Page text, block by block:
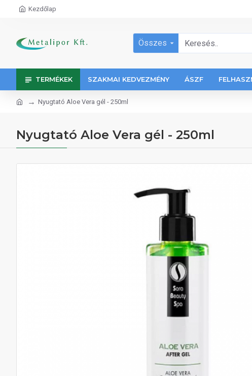
Kezdőlap
Összes
TERMÉKEK SZAKMAI KEDVEZMÉNY ÁSZF
Nyugtató Aloe Vera gél - 250ml
Nyugtató Aloe Vera gél - 250ml